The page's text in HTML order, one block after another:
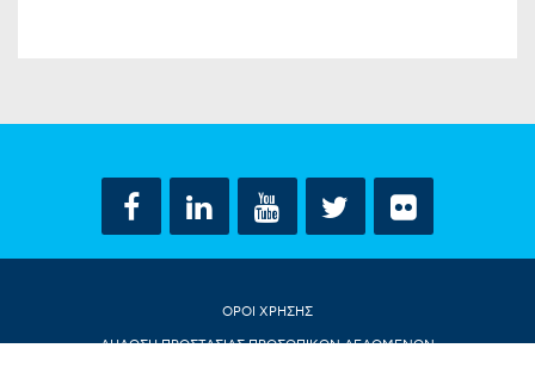
ΟΡΟΙ ΧΡΗΣΗΣ
ΔΗΛΩΣΗ ΠΡΟΣΤΑΣΙΑΣ ΠΡΟΣΩΠΙΚΩΝ ΔΕΔΟΜΕΝΩΝ